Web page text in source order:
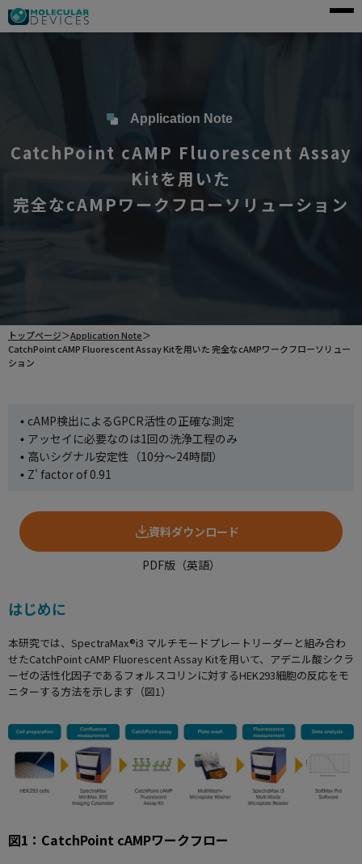
製品一覧
サービス・サポート
導入事例
企業情報
Application Note
CatchPoint cAMP Fluorescent Assay
Kitを用いた
完全なcAMPワークフローソリューション
トップページ＞Application Note＞
CatchPoint cAMP Fluorescent Assay Kitを用いた 完全なcAMPワークフローソリュー
ション
cAMP検出によるGPCR活性の正確な測定
アッセイに必要なのは1回の洗浄工程のみ
高いシグナル安定性（10分～24時間）
Z' factor of 0.91
資料ダウンロード
PDF版（英語）
はじめに
本研究では、SpectraMax®i3 マルチモードプレートリーダーと組み合わ
せたCatchPoint cAMP Fluorescent Assay Kitを用いて、アデニル酸シクラ
ーゼの活性化因子であるフォルスコリンに対するHEK293細胞の反応をモ
ニターする方法を示します（図1）
図1：CatchPoint cAMPワークフロー